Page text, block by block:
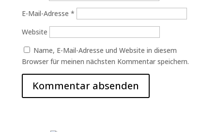
E-Mail-Adresse *
Website
Name, E-Mail-Adresse und Website in diesem
Browser für meinen nächsten Kommentar speichern.